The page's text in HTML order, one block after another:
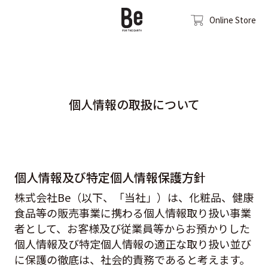
Online Store
個人情報の取扱について
個人情報及び特定個人情報保護方針
株式会社Be（以下、「当社」）は、化粧品、健康
食品等の販売事業に携わる個人情報取り扱い事業
者として、お客様及び従業員等からお預かりした
個人情報及び特定個人情報の適正な取り扱い並び
に保護の徹底は、社会的責務であると考えます。